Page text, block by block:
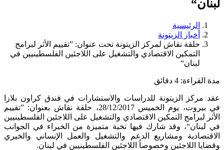
لبنان“
الرئيسية
أخبار الزيتونة
حلقة نقاش لمركز الزيتونة تحت عنوان: ”تقييم الأثر لبرامج
التمكين الاقتصادي والتشغيل على اللاجئين الفلسطينيين في
لبنان“
مدة القراءة: 4 دقائق
عقد مركز الزيتونة للدراسات والاستشارات في فندق كراون بلازا
في بيروت، يوم الخميس 28/12/2017، حلقة نقاش بعنوان: ”تقييم
الأثر لبرامج التمكين الاقتصادي والتشغيل على اللاجئين الفلسطينيين
في لبنان“، وقد شارك فيها نخبة متميزة من الخبراء في الجوانب
الاقتصادية ومشاريع الدعم والتشغيل والعمل الإنساني والخيري
وقضايا اللاجئين وخصوصاً اللاجئين الفلسطينيين في لبنان.